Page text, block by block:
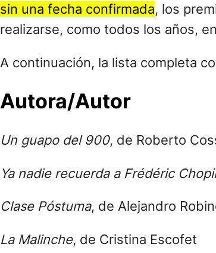
sin una fecha confirmada, los
realizarse, como todos los años,
A continuación, la lista completa
Autora/Autor
Un guapo del 900, de Roberto
Ya nadie recuerda a Frédéric
Clase Póstuma, de Alejandro
La Malinche, de Cristina Escofet